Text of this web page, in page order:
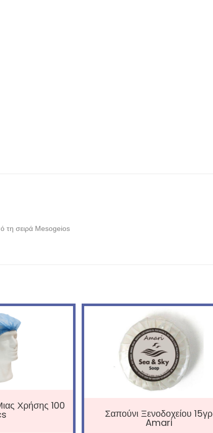
τη σειρά Mesogeios
Χρήσης 100
Σαπούνι Ξενοδοχείου 15γρ
Amari